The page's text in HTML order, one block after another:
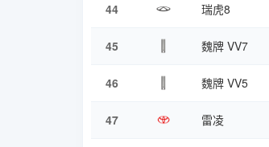
44 瑞虎8
45 魏牌 VV7
46 魏牌 VV5
47 雷凌